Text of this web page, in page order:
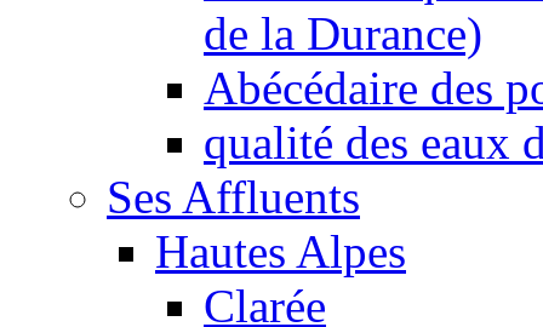
de la Durance)
Abécédaire des
qualité des eaux
Ses Affluents
Hautes Alpes
Clarée